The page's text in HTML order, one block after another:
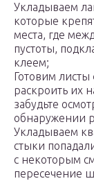
Укладываем
которые
места, где
пустоты,
клеем;
Готовим
раскроить их
забудьте
обнаружении
Укладываем
стыки
с некоторым
пересечение